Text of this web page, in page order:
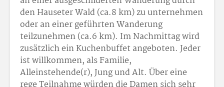
den Hauseter Wald (ca.8 km) zu unternehmen
oder an einer geführten Wanderung
teilzunehmen (ca.6 km). Im Nachmittag wird
zusätzlich ein Kuchenbuffet angeboten. Jeder
ist willkommen, als Familie,
Alleinstehende(r), Jung und Alt. Über eine